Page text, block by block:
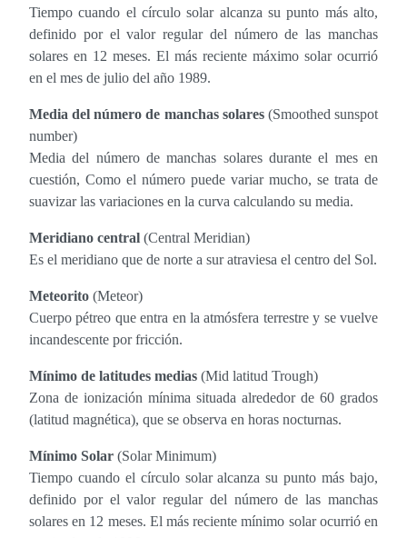
Tiempo cuando el círculo solar alcanza su punto más alto,
definido por el valor regular del número de las manchas
solares en 12 meses. El más reciente máximo solar ocurrió
en el mes de julio del año 1989.
Media del número de manchas solares(Smoothed sunspot
number)
Media del número de manchas solares durante el mes en
cuestión, Como el número puede variar mucho, se trata de
suavizar las variaciones en la curva calculando su media.
Meridiano central (Central Meridian)
Es el meridiano que de norte a sur atraviesa el centro del Sol.
Meteorito (Meteor)
Cuerpo pétreo que entra en la atmósfera terrestre y se vuelve
incandescente por fricción.
Mínimo de latitudes medias (Mid latitud Trough)
Zona de ionización mínima situada alrededor de 60 grados
(latitud magnética), que se observa en horas nocturnas.
Mínimo Solar (Solar Minimum)
Tiempo cuando el círculo solar alcanza su punto más bajo,
definido por el valor regular del número de las manchas
solares en 12 meses. El más reciente mínimo solar ocurrió en